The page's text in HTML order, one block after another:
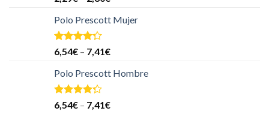
en
de 5
Polo Prescott Mujer
Valorado
en
de 5
6,54€ – 7,41€
Polo Prescott Hombre
Valorado
en
6,54€ – 7,41€